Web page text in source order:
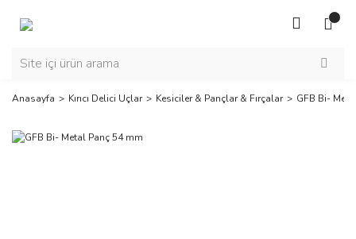
Anasayfa Kırıcı Delici Uçlar Kesiciler & Pançlar & Fırçalar GFB Bi-